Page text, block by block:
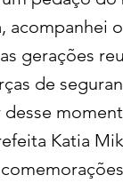
acompanhei
gerações
de
Katia